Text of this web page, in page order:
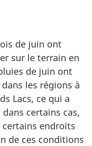
de juin ont
sur le terrain en
de juin ont
les régions à
Lacs, ce qui a
certains cas,
certains endroits
de ces conditions